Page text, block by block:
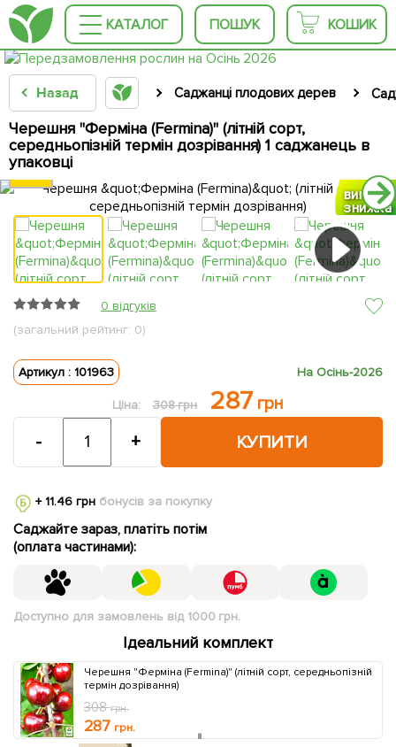
КАТАЛОГ ПОШУК КОШИК
Назад Саджанці плодових дерев
Черешня "Ферміна (Fermina)" (літній сорт,
середньопізній термін дозрівання) 1 саджанець в
упаковці
вигідна
знижка
вигідна
знижка
вигідна
знижка
0 відгуків
(загальний рейтинг: 0)
Артикул : 101963 На Осінь-2026
Ціна: 308 грн 287 грн
КУПИТИ
- +
+ 11.46 грнбонусів за покупку
Саджайте зараз, платіть потім
(оплата частинами):
Доступно для замовлень від 1000 грн.
Ідеальний комплект
Черешня "Ферміна (Fermina)" (літній сорт, середньопізній
термін дозрівання)
308грн.
287 грн.